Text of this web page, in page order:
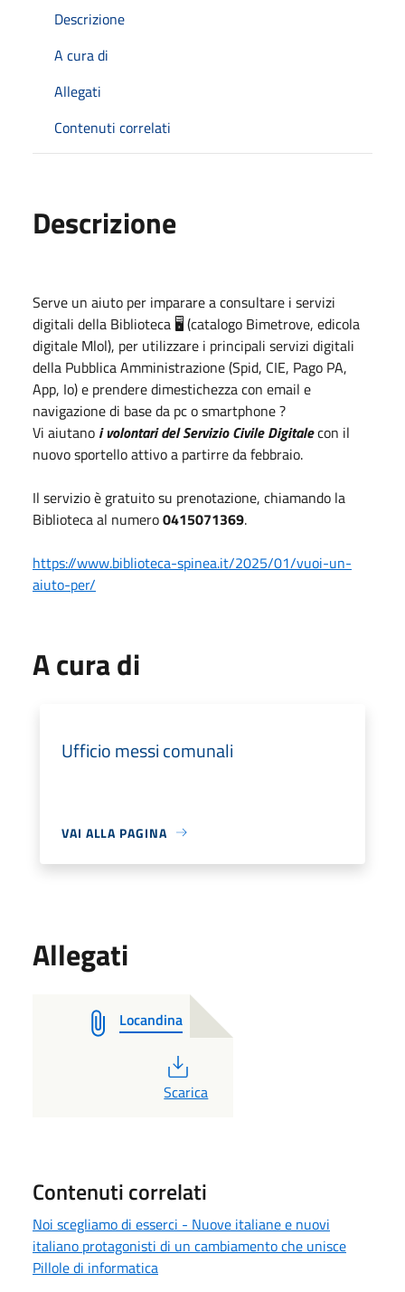
Descrizione
A cura di
Allegati
Contenuti correlati
Descrizione
Serve un aiuto per imparare a consultare i servizi
digitali della Biblioteca 🖥 (catalogo Bimetrove, edicola
digitale Mlol), per utilizzare i principali servizi digitali
della Pubblica Amministrazione (Spid, CIE, Pago PA,
App, Io) e prendere dimestichezza con email e
navigazione di base da pc o smartphone ?
Vi aiutano i volontari del Servizio Civile Digitalecon il
nuovo sportello attivo a partirre da febbraio.
Il servizio è gratuito su prenotazione, chiamando la
Biblioteca al numero0415071369.
https://www.biblioteca-spinea.it/2025/01/vuoi-un-
aiuto-per/
A cura di
Ufficio messi comunali
VAI ALLA PAGINA
Allegati
Locandina
PDF
Scarica
Contenuti correlati
Noi scegliamo di esserci - Nuove italiane e nuovi
italiano protagonisti di un cambiamento che unisce
Pillole di informatica